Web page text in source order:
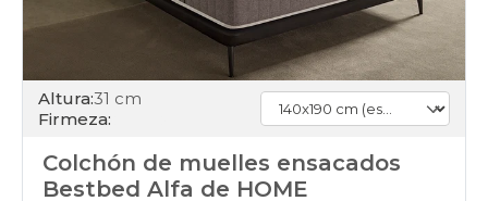
Altura:31 cm
Firmeza:
Colchón de muelles ensacados
Bestbed Alfa de HOME